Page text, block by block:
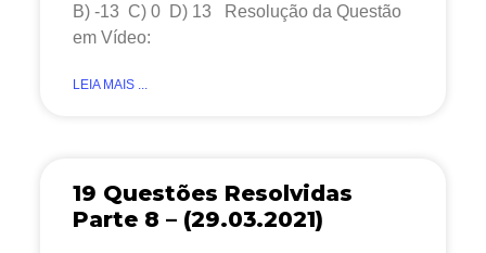
B) -13 C) 0 D) 13 Resolução da Questão
em Vídeo:
LEIA MAIS ...
19 Questões Resolvidas
Parte 8 – (29.03.2021)